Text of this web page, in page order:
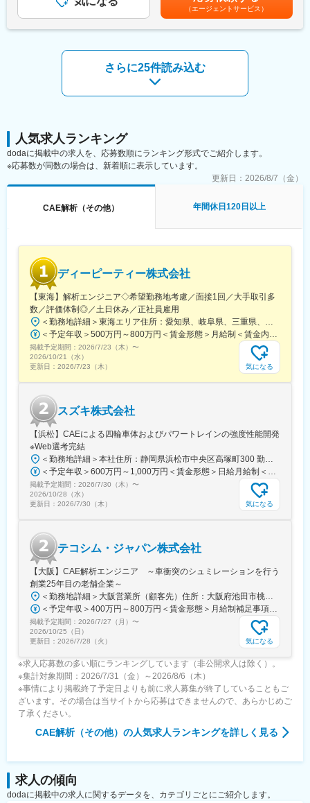
業務
■キャリアプラン：
（1）入社後は初期研修：導入研修、モノづくり研修
就業規則や評価制度の説明は勿論、働く上で必要なビジネスマナ
（2）配属先での就業スタート（配属先での研修有）
修を受講していただきます。ベテラン技術者の指導やe-learningも
充実しています。
ご希望を最大限加味してキャリアUPのサポートをいたします。
その際、ニーズやポジションに合わせて業務内容や勤務地の相
■会社、仕事の魅力：
業、クライアントリーダー、ダイレクトサポートの3軸によるサポ
ート体制があります。
・ワールドインテックのワークスタイルは、あなたのキャリア形
成をともに考え、自分にあった分野・勤務地で働けるというワー
クスタイルです。
・実務に必要なスキルを身に付けることができる教育研修制度が
あり、様々な技術を身につけることができます。
・現在のスキルを伸ばしたい方・新しいスキルを身につけたい
方、エンジニアから管理職を目指す方、様々な方が活躍できるフ
ィールドを用意しています。
変更の範囲：会社の定める業務
※2024年度実績3.00ヶ月分※年俸制の場合、賞与支給はございませ
ん。賃金はあくまでも目安の金額であり、選考を通じて上下する
可能性があります。月給(月額)は固定手当を含めた表記です。
（エージェントサービス）
さらに25件読み込む
人気求人ランキング
dodaに掲載中の求人を、応募数順にランキング形式でご紹介します。
※応募数が同数の場合は、新着順に表示しています。
更新日： 2026/8/7（金）
CAE解析（その他） 年間休日120日以上
ディーピーティー株式会社
【東海】解析エンジニア◇希望勤務地考慮／面接1回／大手取引多
数／評価体制◎／土日休み／正社員雇用
＜勤務地詳細＞東海エリア住所：愛知県、岐阜県、三重県、静岡県 受動喫煙対策：屋内全面禁煙変更の範囲：会社の定める事業所
＜予定年収＞500万円～800万円＜賃金形態＞月給制＜賃金内訳＞月額（基本給）：238,000円～600,000円＜月給＞238,000円～600,000円＜昇給有無＞有＜残業手当＞有＜給与補足＞※経験・スキル・年齢を十分考慮の上、決定いたします。■昇給：年1回■賞与：年2回（6月、12月） ■モデル年収・年収600万円／リーダー（30歳）・年収700万円／リーダー（3年目）（40歳）・年収850万円／統括リーダー（45歳）賃金はあくまでも目安の金額であり、選考を通じて上下する可能性があります。月給(月額)は固定手当を含めた表記です。
掲載予定期間： 2026/7/23（木） 〜
2026/10/21（水）
更新日： 2026/7/23（木） 気になる
スズキ株式会社
【浜松】CAEによる四輪車体およびパワートレインの強度性能開発
※Web選考完結
＜勤務地詳細＞本社住所：静岡県浜松市中央区高塚町300 勤務地最寄駅：JR東海道本線／高塚駅受動喫煙対策：屋内全面禁煙変更の範囲：会社の定める事業所
＜予定年収＞600万円～1,000万円＜賃金形態＞日給月給制＜賃金内訳＞月額（基本給）：294,000円～400,000円/月21日間勤務想定＜想定月額＞294,000円～400,000円＜昇給有無＞有＜残業手当＞有＜給与補足＞■昇給：年1回（4月）■賞与：年2回（7月・12月）■モデル年収（残業代月30H込）30歳：年収760万円35歳／一般～主任：年収760万円～920万円40歳／一般～主任：年収760万円～1,000万円※確約するものではなく、最終学歴・社会人歴及び経験スキルにより前後します。賃金はあくまでも目安の金額であり、選考を通じて上下する可能性があります。月給(月額)は固定手当を含めた表記です。
掲載予定期間： 2026/7/30（木） 〜
2026/10/28（水）
更新日： 2026/7/30（木） 気になる
テコシム・ジャパン株式会社
【大阪】CAE解析エンジニア ～車衝突のシュミレーションを行う
創業25年目の老舗企業～
＜勤務地詳細＞大阪営業所（顧客先）住所：大阪府池田市桃園2-1-1 勤務地最寄駅：阪急宝塚線／池田駅受動喫煙対策：屋内全面禁煙変更の範囲：会社の定める事業所
＜予定年収＞400万円～800万円＜賃金形態＞月給制補足事項なし＜賃金内訳＞月額（基本給）：333,333円～500,000円＜月給＞333,333円～500,000円＜昇給有無＞有＜残業手当＞有＜給与補足＞※給与詳細は経験・能力・前職給与等を踏まえて決定■基本給改定：年1回（1月※前年度の人事評価に基づき毎年改定）賃金はあくまでも目安の金額であり、選考を通じて上下する可能性があります。月給(月額)は固定手当を含めた表記です。
掲載予定期間： 2026/7/27（月） 〜
2026/10/25（日）
更新日： 2026/7/28（火） 気になる
※求人応募数の多い順にランキングしています（非公開求人は除く）。
※集計対象期間：2026/7/31（金）～2026/8/6（木）
※事情により掲載終了予定日よりも前に求人募集が終了していることもご
ざいます。その場合は当サイトから応募はできませんので、あらかじめご
了承ください。
CAE解析（その他） の人気求人ランキングを詳しく見る
求人の傾向
dodaに掲載中の求人に関するデータを、カテゴリごとにご紹介します。